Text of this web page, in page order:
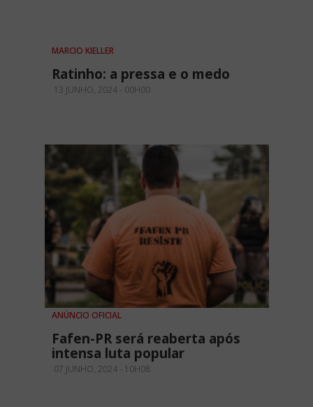
MARCIO KIELLER
Ratinho: a pressa e o medo
13 JUNHO, 2024 - 00H00
ANÚNCIO OFICIAL
Fafen-PR será reaberta após
intensa luta popular
07 JUNHO, 2024 - 10H08